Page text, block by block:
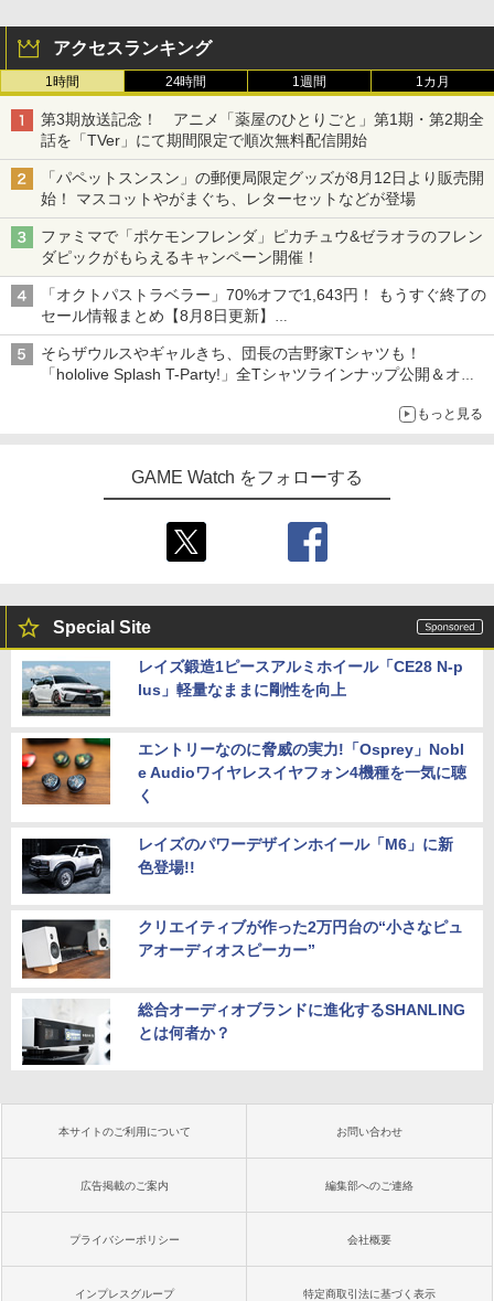
アクセスランキング
1時間 24時間 1週間 1カ月
第3期放送記念！ アニメ「薬屋のひとりごと」第1期・第2期全
話を「TVer」にて期間限定で順次無料配信開始
「パペットスンスン」の郵便局限定グッズが8月12日より販売開
始！ マスコットやがまぐち、レターセットなどが登場
ファミマで「ポケモンフレンダ」ピカチュウ&ゼラオラのフレン
ダピックがもらえるキャンペーン開催！
「オクトパストラベラー」70%オフで1,643円！ もうすぐ終了の
セール情報まとめ【8月8日更新】
ニンテンドーeショップでは「大神 絶景版」が67%オフで990円
そらザウルスやギャルきち、団長の吉野家Tシャツも！
「hololive Splash T-Party!」全Tシャツラインナップ公開＆オン
もっと見る
GAME Watch をフォローする
Special Site
レイズ鍛造1ピースアルミホイール「CE28 N-p
lus」軽量なままに剛性を向上
エントリーなのに脅威の実力!「Osprey」Nobl
e Audioワイヤレスイヤフォン4機種を一気に聴
く
レイズのパワーデザインホイール「M6」に新
色登場!!
クリエイティブが作った2万円台の“小さなピュ
アオーディオスピーカー”
総合オーディオブランドに進化するSHANLING
とは何者か？
本サイトのご利用について お問い合わせ
広告掲載のご案内 編集部へのご連絡
プライバシーポリシー 会社概要
インプレスグループ 特定商取引法に基づく表示